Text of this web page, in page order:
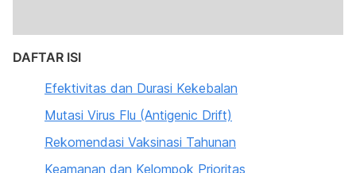
DAFTAR ISI
Efektivitas dan Durasi Kekebalan
Mutasi Virus Flu (Antigenic Drift)
Rekomendasi Vaksinasi Tahunan
Keamanan dan Kelompok Prioritas